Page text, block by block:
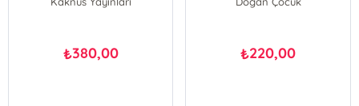
₺380,00 ₺220,00